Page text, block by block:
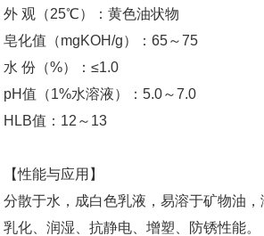
外 观（25℃）：黄色油状物
皂化值（mgKOH/g）：65～75
水 份（%）：≤1.0
pH值（1%水溶液）：5.0～7.0
HLB值：12～13
【性能与应用】
分散于水，成白色乳液，易溶于矿物油
乳化、润湿、抗静电、增塑、防锈性能。